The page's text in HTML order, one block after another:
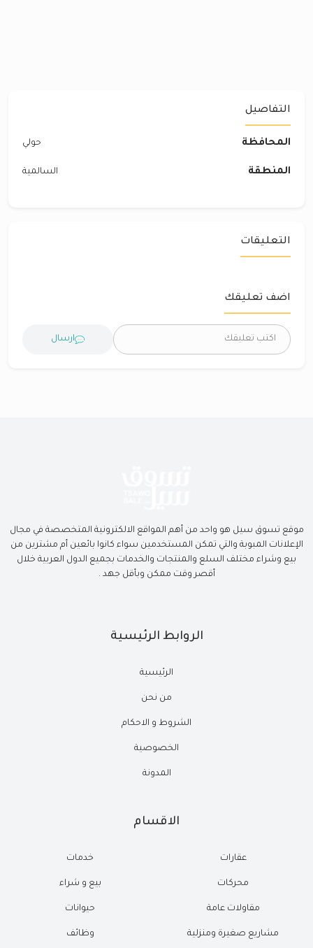
التفاصيل
المحافظة حولي
المنطقة السالمية
التعليقات
اضف تعليقك
ارسال
موقع تسوق سيل هو واحد من أهم المواقع الالكترونية المتخصصة في مجال
الإعلانات المبوبة والتي تمكن المستخدمين سواء كانوا بائعين أم مشترين من
بيع وشراء مختلف السلع والمنتجات والخدمات بجميع الدول العربية خلال
أقصر وقت ممكن وبأقل جهد .
الروابط الرئيسية
الرئيسية
من نحن
الشروط و الاحكام
الخصوصية
المدونة
الاقسام
عقارات
محركات
مقاولات عامة
مشاريع صغيرة ومنزلية
خدمات
بيع و شراء
حيوانات
وظائف